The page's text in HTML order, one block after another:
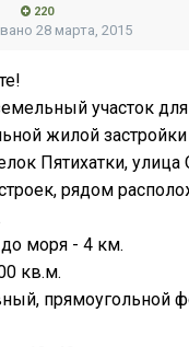
220
28 марта, 2015
участок для
жилой
Пятихатки, улица
рядом
моря - 4 км.
кв.м.
прямоугольной